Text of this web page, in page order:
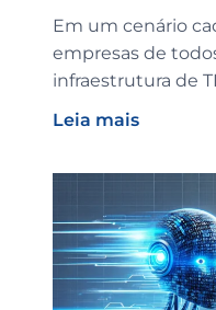
Em um cenário
empresas de
infraestrutura de
Leia mais